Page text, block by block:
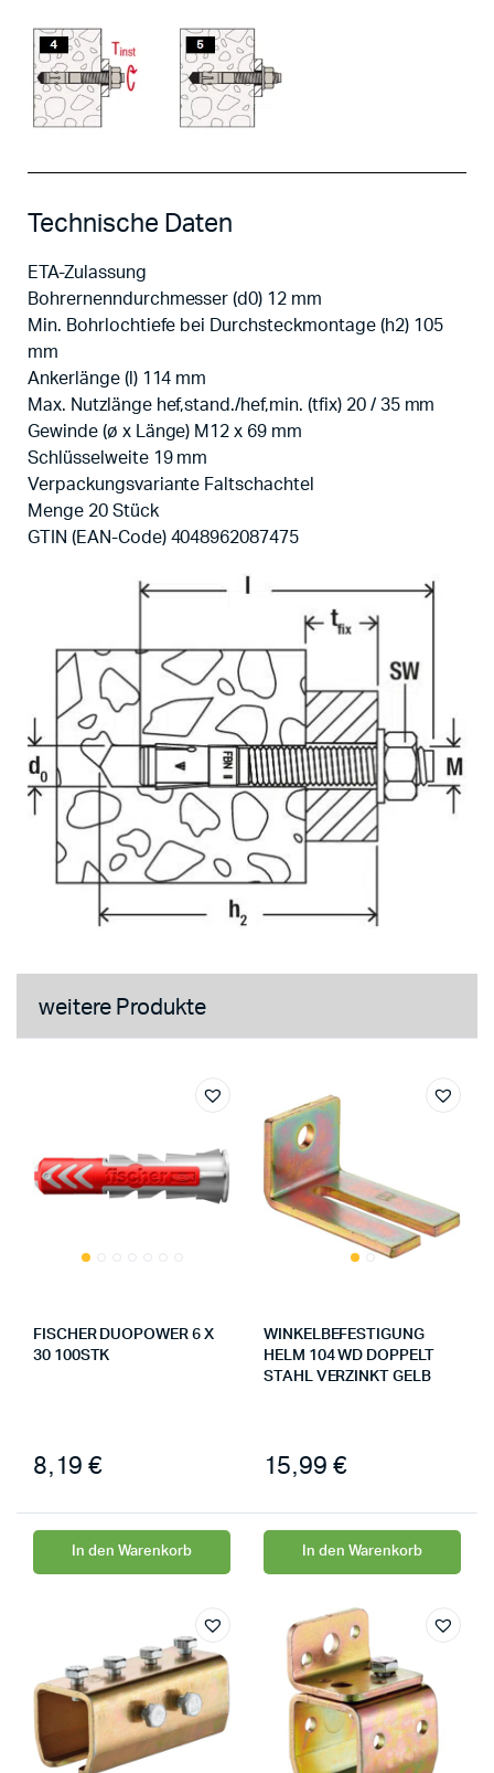
Technische Daten
ETA-Zulassung
Bohrernenndurchmesser (d0) 12 mm
Min. Bohrlochtiefe bei Durchsteckmontage (h2) 105
mm
Ankerlänge (l) 114 mm
Max. Nutzlänge hef,stand./hef,min. (tfix) 20 / 35 mm
Gewinde (ø x Länge) M12 x 69 mm
Schlüsselweite 19 mm
Verpackungsvariante Faltschachtel
Menge 20 Stück
GTIN (EAN-Code) 4048962087475
weitere Produkte
FISCHER DUOPOWER 6 X
30 100STK
8,19 €
In den Warenkorb
WINKELBEFESTIGUNG
HELM 104 WD DOPPELT
STAHL VERZINKT GELB
15,99 €
In den Warenkorb